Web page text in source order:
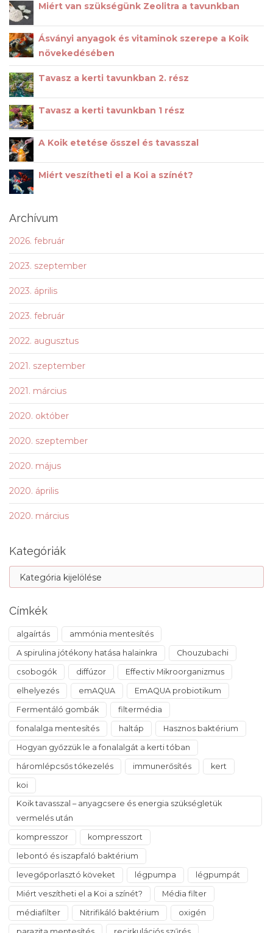
Miért van szükségünk Zeolitra a tavunkban
Ásványi anyagok és vitaminok szerepe a Koik
növekedésében
Tavasz a kerti tavunkban 2. rész
Tavasz a kerti tavunkban 1 rész
A Koik etetése ősszel és tavasszal
Miért veszítheti el a Koi a színét?
Archívum
2026. február
2023. szeptember
2023. április
2023. február
2022. augusztus
2021. szeptember
2021. március
2020. október
2020. szeptember
2020. május
2020. április
2020. március
Kategóriák
Címkék
algaírtás ammónia mentesítés
A spirulina jótékony hatása halainkra Chouzubachi
csobogók diffúzor Effectiv Mikroorganizmus
elhelyezés emAQUA EmAQUA probiotikum
Fermentáló gombák filtermédia
fonalalga mentesítés haltáp Hasznos baktérium
Hogyan győzzük le a fonalalgát a kerti tóban
háromlépcsős tókezelés immunerősítés kert
koi
Koik tavasszal – anyagcsere és energia szükségletük
vermelés után
kompresszor kompresszort
lebontó és iszapfaló baktérium
levegőporlasztó köveket légpumpa légpumpát
Miért veszítheti el a Koi a színét? Média filter
médiafilter Nitrifikáló baktérium oxigén
parazita mentesítés recirkulációs szűrés